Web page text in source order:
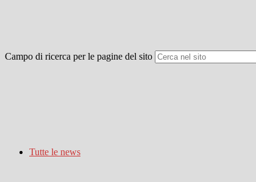
Campo di ricerca per le pagine del sito
Tutte le news